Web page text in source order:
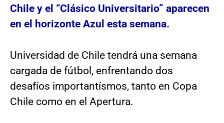
Chile y el “Clásico Universitario” aparecen
en el horizonte Azul esta semana.
Universidad de Chile tendrá una semana
cargada de fútbol, enfrentando dos
desafíos importantísmos, tanto en Copa
Chile como en el Apertura.